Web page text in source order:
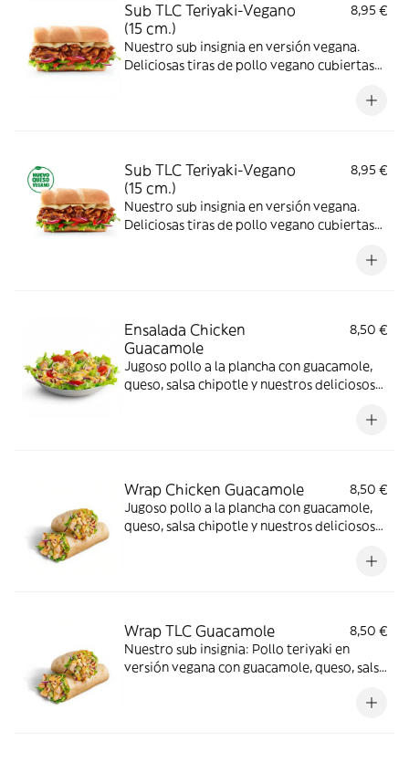
Sub TLC Teriyaki-Vegano
(15 cm.)
8,95 €
Nuestro sub insignia en versión vegana.
Deliciosas tiras de pollo vegano cubiertas
combinadas con los vegetales que más te
Sub TLC Teriyaki-Vegano
(15 cm.)
8,95 €
Nuestro sub insignia en versión vegana.
Deliciosas tiras de pollo vegano cubiertas
combinadas con los vegetales que más te
Ensalada Chicken
Guacamole
8,50 €
Jugoso pollo a la plancha con guacamole,
queso, salsa chipotle y nuestros deliciosos
Wrap Chicken Guacamole
8,50 €
Jugoso pollo a la plancha con guacamole,
queso, salsa chipotle y nuestros deliciosos
Wrap TLC Guacamole
8,50 €
Nuestro sub insignia: Pollo teriyaki en
versión vegana con guacamole, queso, salsa